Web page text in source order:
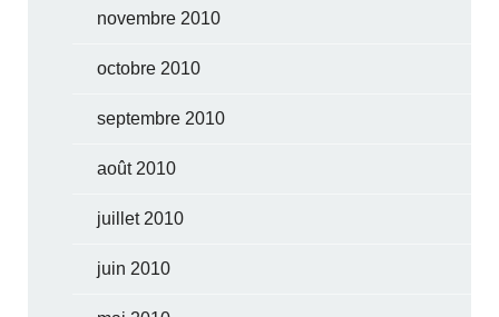
novembre 2010
octobre 2010
septembre 2010
août 2010
juillet 2010
juin 2010